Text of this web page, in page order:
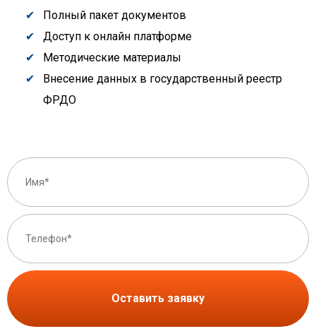
Полный пакет документов
Доступ к онлайн платформе
Методические материалы
Внесение данных в государственный реестр
ФРДО
Оставить заявку